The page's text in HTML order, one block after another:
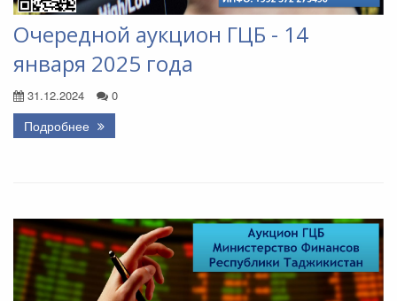
Очередной аукцион ГЦБ - 14
января 2025 года
31.12.2024 0
Подробнее